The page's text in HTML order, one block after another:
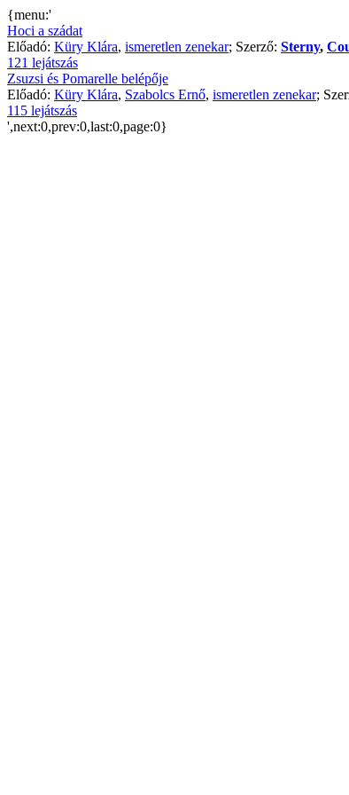
{menu:'
Hoci a szádat
Előadó: Küry Klára, ismeretlen zenekar; Szerző: Sterny,
121 lejátszás
Zsuzsi és Pomarelle belépője
Előadó: Küry Klára, Szabolcs Ernő, ismeretlen zenekar;
115 lejátszás
',next:0,prev:0,last:0,page:0}